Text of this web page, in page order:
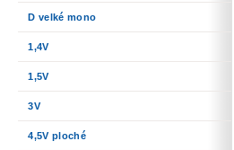
D velké mono
1,4V
1,5V
3V
4,5V ploché